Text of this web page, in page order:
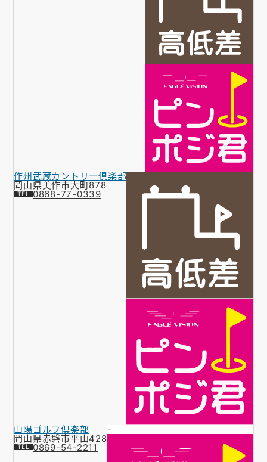
作州武蔵カントリー倶楽部
岡山県美作市大町878
0868-77-0339
山陽ゴルフ倶楽部
岡山県赤磐市平山428
0869-54-2211
-